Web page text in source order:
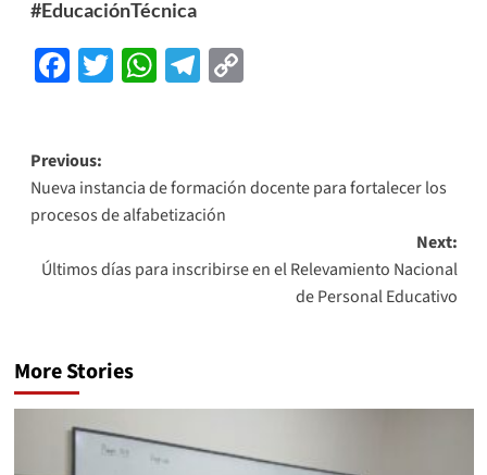
#EducaciónTécnica
Facebook
Twitter
WhatsApp
Telegram
Copy
Previous:
Nueva instancia de formación docente para fortalecer los
procesos de alfabetización
Next:
Últimos días para inscribirse en el Relevamiento Nacional
de Personal Educativo
More Stories